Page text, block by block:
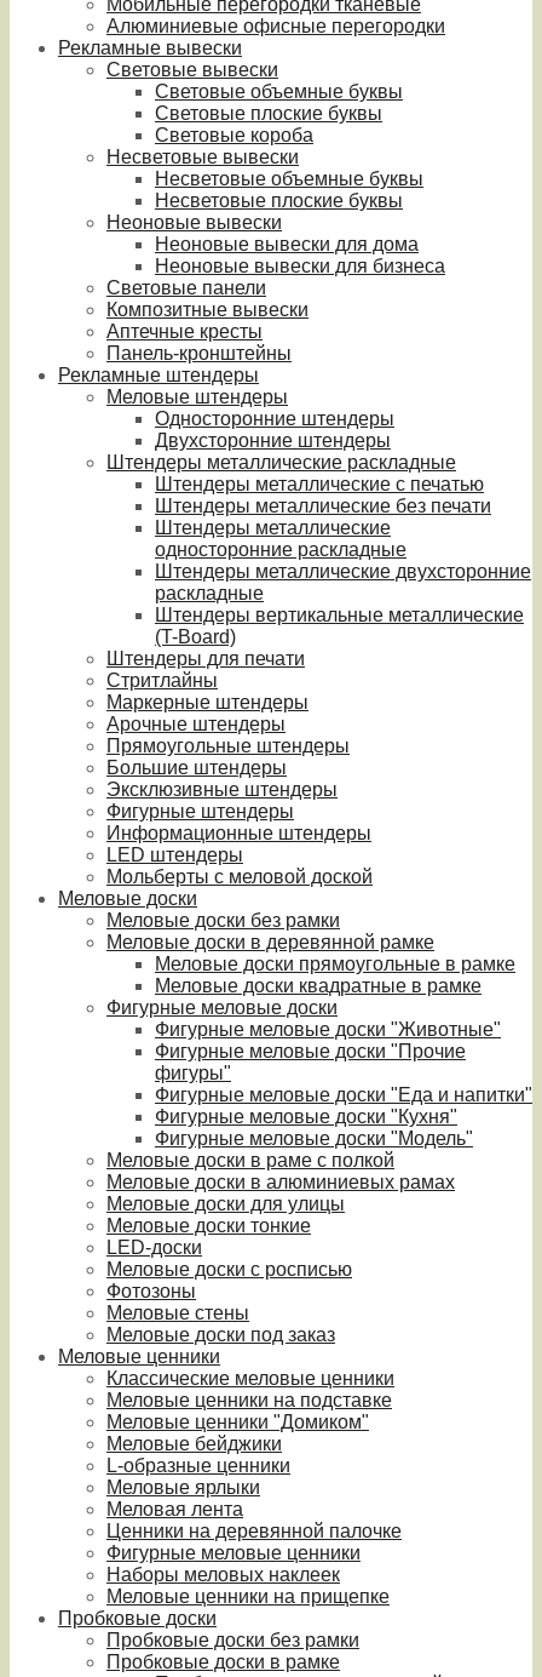
Мобильные перегородки тканевые
Алюминиевые офисные перегородки
Рекламные вывески
Световые вывески
Световые объемные буквы
Световые плоские буквы
Световые короба
Несветовые вывески
Несветовые объемные буквы
Несветовые плоские буквы
Неоновые вывески
Неоновые вывески для дома
Неоновые вывески для бизнеса
Световые панели
Композитные вывески
Аптечные кресты
Панель-кронштейны
Рекламные штендеры
Меловые штендеры
Односторонние штендеры
Двухсторонние штендеры
Штендеры металлические раскладные
Штендеры металлические с печатью
Штендеры металлические без печати
Штендеры металлические
односторонние раскладные
Штендеры металлические двухсторонние
раскладные
Штендеры вертикальные металлические
(T-Board)
Штендеры для печати
Стритлайны
Маркерные штендеры
Арочные штендеры
Прямоугольные штендеры
Большие штендеры
Эксклюзивные штендеры
Фигурные штендеры
Информационные штендеры
LED штендеры
Мольберты с меловой доской
Меловые доски
Меловые доски без рамки
Меловые доски в деревянной рамке
Меловые доски прямоугольные в рамке
Меловые доски квадратные в рамке
Фигурные меловые доски
Фигурные меловые доски "Животные"
Фигурные меловые доски "Прочие
фигуры"
Фигурные меловые доски "Еда и напитки"
Фигурные меловые доски "Кухня"
Фигурные меловые доски "Модель"
Меловые доски в раме с полкой
Меловые доски в алюминиевых рамах
Меловые доски для улицы
Меловые доски тонкие
LED-доски
Меловые доски с росписью
Фотозоны
Меловые стены
Меловые доски под заказ
Меловые ценники
Классические меловые ценники
Меловые ценники на подставке
Меловые ценники "Домиком"
Меловые бейджики
L-образные ценники
Меловые ярлыки
Меловая лента
Ценники на деревянной палочке
Фигурные меловые ценники
Наборы меловых наклеек
Меловые ценники на прищепке
Пробковые доски
Пробковые доски без рамки
Пробковые доски в рамке